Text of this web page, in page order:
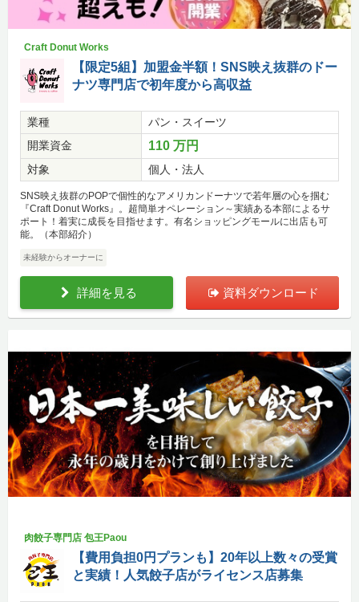
Craft Donut Works
【限定5組】加盟金半額！SNS映え抜群のドー
ナツ専門店で初年度から高収益
業種
パン・スイーツ
開業資金
110 万円
対象 個人・法人
SNS映え抜群のPOPで個性的なアメリカンドーナツで若年層の心を掴む
『Craft Donut Works』。超簡単オペレーション～実績ある本部によるサ
ポート！着実に成長を目指せます。有名ショッピングモールに出店も可
能。（本部紹介）
未経験からオーナーに
詳細を見る 資料ダウンロード
肉餃子専門店 包王Paou
【費用負担0円プランも】20年以上数々の受賞
と実績！人気餃子店がライセンス店募集